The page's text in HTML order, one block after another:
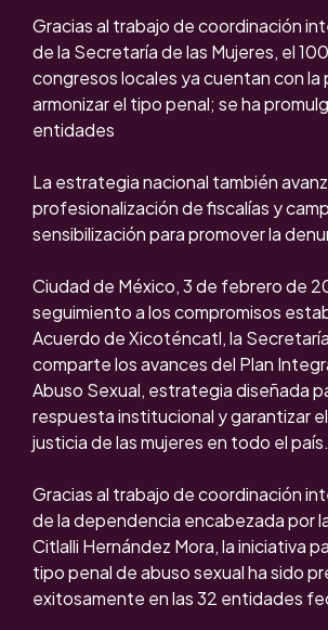
Gracias al trabajo de coordinación
de la Secretaría de las Mujeres, el
congresos locales ya cuentan con la
armonizar el tipo penal; se ha
entidades
La estrategia nacional también
profesionalización de fiscalías y
sensibilización para promover la
Ciudad de México, 3 de febrero de
seguimiento a los compromisos
Acuerdo de Xicoténcatl, la
comparte los avances del Plan
Abuso Sexual, estrategia diseñada
respuesta institucional y garantizar
justicia de las mujeres en todo el país.
Gracias al trabajo de coordinación
de la dependencia encabezada por
Citlalli Hernández Mora, la iniciativa
tipo penal de abuso sexual ha sido
exitosamente en las 32 entidades